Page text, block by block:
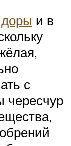
и в
с
чересчур